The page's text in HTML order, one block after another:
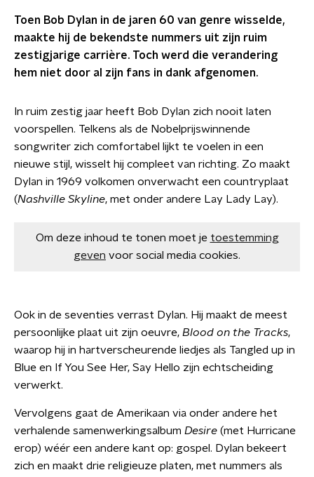
Toen Bob Dylan in de jaren 60 van genre wisselde,
maakte hij de bekendste nummers uit zijn ruim
zestigjarige carrière. Toch werd die verandering
hem niet door al zijn fans in dank afgenomen.
In ruim zestig jaar heeft Bob Dylan zich nooit laten
voorspellen. Telkens als de Nobelprijswinnende
songwriter zich comfortabel lijkt te voelen in een
nieuwe stijl, wisselt hij compleet van richting. Zo maakt
Dylan in 1969 volkomen onverwacht een countryplaat
(Nashville Skyline, met onder andere Lay Lady Lay).
Om deze inhoud te tonen moet je toestemming
geven voor social media cookies.
Ook in de seventies verrast Dylan. Hij maakt de meest
persoonlijke plaat uit zijn oeuvre, Blood on the Tracks,
waarop hij in hartverscheurende liedjes als Tangled up in
Blue en If You See Her, Say Hello zijn echtscheiding
verwerkt.
Vervolgens gaat de Amerikaan via onder andere het
verhalende samenwerkingsalbum Desire (met Hurricane
erop) wéér een andere kant op: gospel. Dylan bekeert
zich en maakt drie religieuze platen, met nummers als